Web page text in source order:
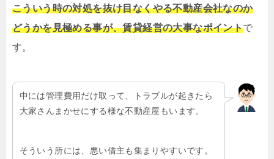
こういう時の対処を抜け目なくやる不動産会社なのか
どうかを見極める事が、賃貸経営の大事なポイントで
す。
中には管理費用だけ取って、トラブルが起きたら
大家さんまかせにする様な不動産屋もいます。
そういう所には、悪い借主も集まりやすいです。